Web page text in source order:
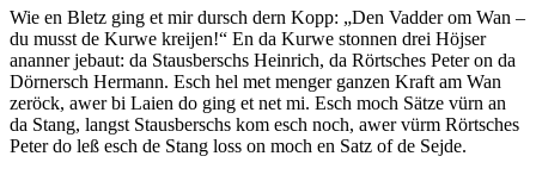
Wie en Bletz ging et mir dursch dern Kopp: „Den Vadder om Wan –
du musst de Kurwe kreijen!“ En da Kurwe stonnen drei Höjser
ananner jebaut: da Stausberschs Heinrich, da Rörtsches Peter on da
Dörnersch Hermann. Esch hel met menger ganzen Kraft am Wan
zeröck, awer bi Laien do ging et net mi. Esch moch Sätze vürn an
da Stang, langst Stausberschs kom esch noch, awer vürm Rörtsches
Peter do leß esch de Stang loss on moch en Satz of de Sejde.